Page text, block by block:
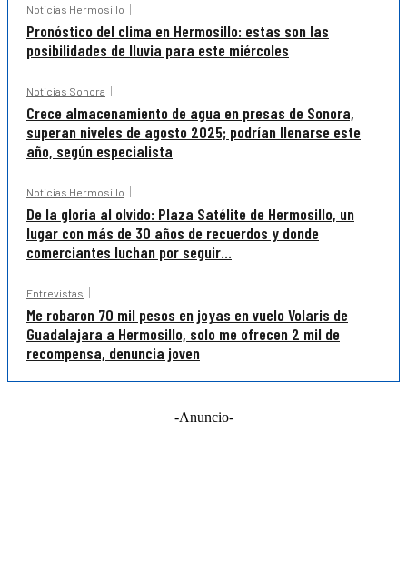
Noticias Hermosillo
Pronóstico del clima en Hermosillo: estas son las
posibilidades de lluvia para este miércoles
Noticias Sonora
Crece almacenamiento de agua en presas de Sonora,
superan niveles de agosto 2025; podrían llenarse este
año, según especialista
Noticias Hermosillo
De la gloria al olvido: Plaza Satélite de Hermosillo, un
lugar con más de 30 años de recuerdos y donde
comerciantes luchan por seguir...
Entrevistas
Me robaron 70 mil pesos en joyas en vuelo Volaris de
Guadalajara a Hermosillo, solo me ofrecen 2 mil de
recompensa, denuncia joven
-Anuncio-